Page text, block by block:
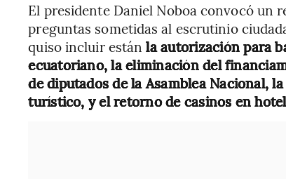
El presidente Daniel Noboa convocó un
preguntas sometidas al escrutinio
quiso incluir están la autorización para
ecuatoriano, la eliminación del
de diputados de la Asamblea Nacional,
turístico, y el retorno de casinos en